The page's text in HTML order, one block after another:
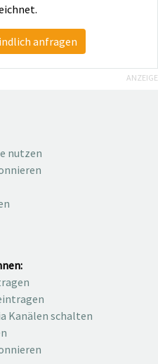
anfragen
ANZEIGE
nutzen
Kanälen schalten